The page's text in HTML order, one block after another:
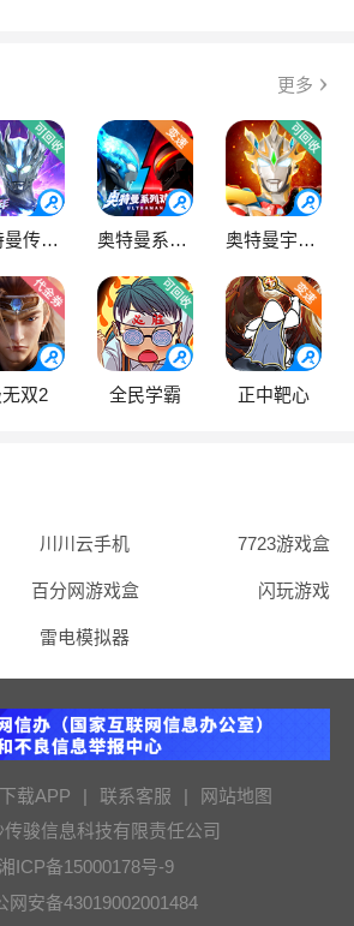
更多
奥特曼传奇英雄 奥特曼系列OL 奥特曼宇宙英雄
双2 全民学霸 正中靶心
川川云手机 7723游戏盒
百分网游戏盒 闪玩游戏
雷电模拟器
下载APP | 联系客服 |
网站地图
骏信息科技有限责任公司
湘ICP备15000178号-9
网安备43019002001484